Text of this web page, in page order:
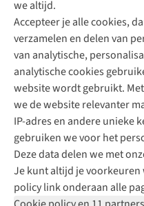
we altijd.
Accepteer je alle cookies,
verzamelen en delen van
van analytische,
analytische cookies
website wordt gebruikt.
we de website relevanter
IP-adres en andere unieke
gebruiken we voor het
Deze data delen we met
Je kunt altijd je voorkeuren
policy link onderaan alle
+31 (0)85 888 50 88
+31 6 12 28 49 80
Contactformulier